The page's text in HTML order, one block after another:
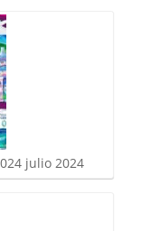
julio 2024